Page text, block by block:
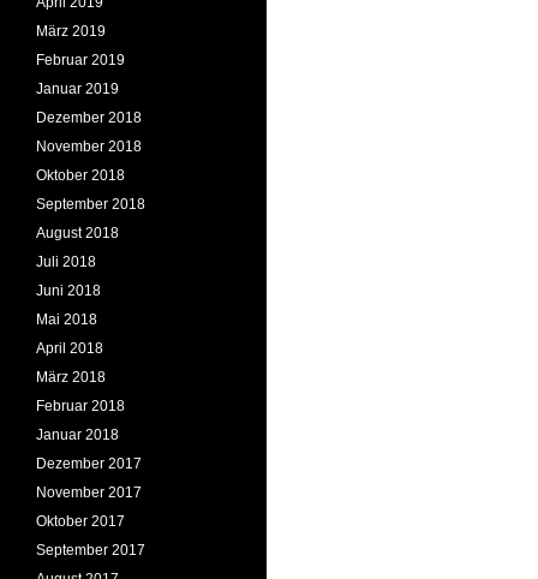
März 2019
Februar 2019
Januar 2019
Dezember 2018
November 2018
Oktober 2018
September 2018
August 2018
Juli 2018
Juni 2018
Mai 2018
April 2018
März 2018
Februar 2018
Januar 2018
Dezember 2017
November 2017
Oktober 2017
September 2017